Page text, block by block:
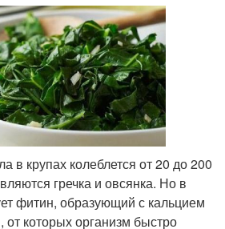
в крупах колеблется от 20 до 200
гречка и овсянка. Но в
фитин, образующий с кальцием
которых организм быстро